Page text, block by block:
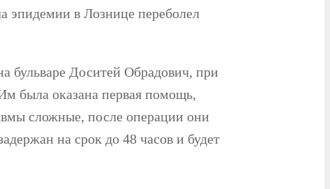
эпидемии в Лознице переболел
бульваре Доситей Обрадович, при
была оказана первая помощь,
сложные, после операции они
на срок до 48 часов и будет